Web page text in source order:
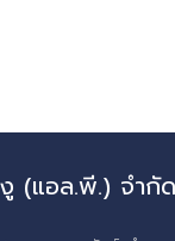
(แอล.พี.) จำกัด